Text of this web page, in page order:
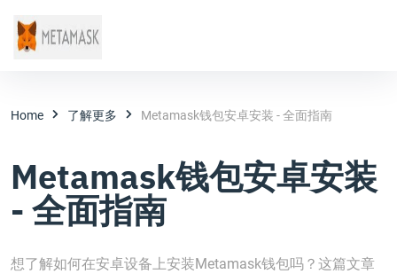
Home 了解更多 Metamask钱包安卓安装 - 全面指南
Metamask钱包安卓安装
- 全面指南
想了解如何在安卓设备上安装Metamask钱包吗？这篇文章